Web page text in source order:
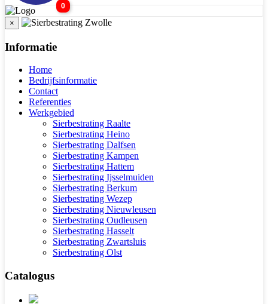
0
×
Informatie
Home
Bedrijfsinformatie
Contact
Referenties
Werkgebied
Sierbestrating Raalte
Sierbestrating Heino
Sierbestrating Dalfsen
Sierbestrating Kampen
Sierbestrating Hattem
Sierbestrating Ijsselmuiden
Sierbestrating Berkum
Sierbestrating Wezep
Sierbestrating Nieuwleusen
Sierbestrating Oudleusen
Sierbestrating Hasselt
Sierbestrating Zwartsluis
Sierbestrating Olst
Catalogus